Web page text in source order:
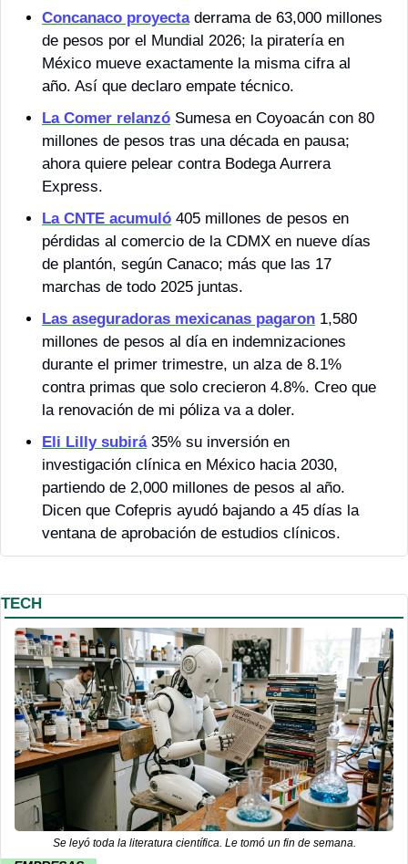
Concanaco proyecta derrama de 63,000 millones
de pesos por el Mundial 2026; la piratería en
México mueve exactamente la misma cifra al
año. Así que declaro empate técnico.
La Comer relanzó Sumesa en Coyoacán con 80
millones de pesos tras una década en pausa;
ahora quiere pelear contra Bodega Aurrera
Express.
La CNTE acumuló 405 millones de pesos en
pérdidas al comercio de la CDMX en nueve días
de plantón, según Canaco; más que las 17
marchas de todo 2025 juntas.
Las aseguradoras mexicanas pagaron 1,580
millones de pesos al día en indemnizaciones
durante el primer trimestre, un alza de 8.1%
contra primas que solo crecieron 4.8%. Creo que
la renovación de mi póliza va a doler.
Eli Lilly subirá 35% su inversión en
investigación clínica en México hacia 2030,
partiendo de 2,000 millones de pesos al año.
Dicen que Cofepris ayudó bajando a 45 días la
ventana de aprobación de estudios clínicos.
TECH
Se leyó toda la literatura científica. Le tomó un fin de semana.